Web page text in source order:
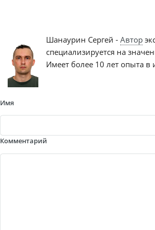
Шанаурин Сергей -Автор
специализируется на
Имеет более 10 лет опыта
Имя
Комментарий